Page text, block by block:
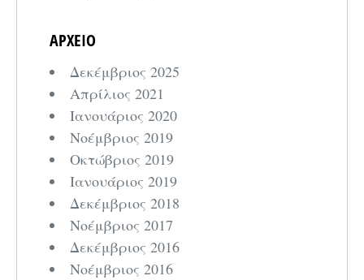
ΑΡΧΕΙΟ
Δεκέμβριος 2025
Απρίλιος 2021
Ιανουάριος 2020
Νοέμβριος 2019
Οκτώβριος 2019
Ιανουάριος 2019
Δεκέμβριος 2018
Νοέμβριος 2017
Δεκέμβριος 2016
Νοέμβριος 2016